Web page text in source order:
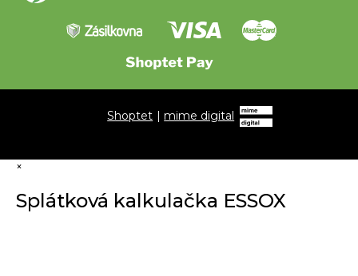
Shoptet |mime digital
×
Splátková kalkulačka ESSOX